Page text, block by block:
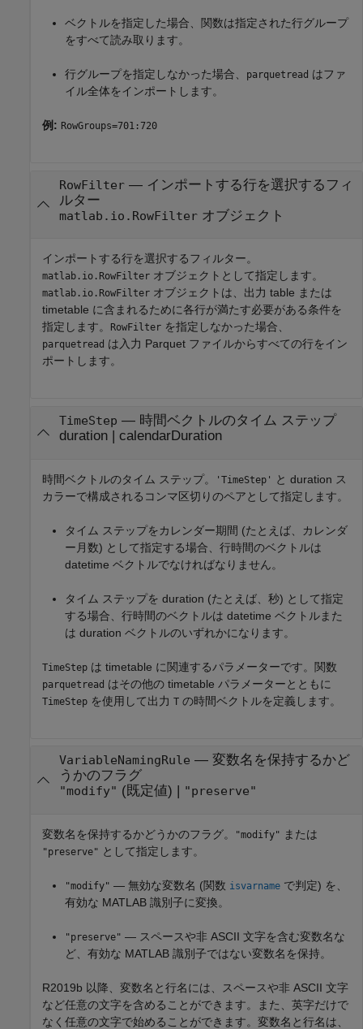
ベクトルを指定した場合、関数は指定された行グループ
をすべて読み取ります。
行グループを指定しなかった場合、 parquetread はファ
イル全体をインポートします。
例: RowGroups=701:720
RowFilter— インポートする行を選択するフィ
ルター
matlab.io.RowFilterオブジェクト
インポートする行を選択するフィルター。
matlab.io.RowFilter オブジェクトとして指定します。
matlab.io.RowFilter オブジェクトは、出力 table または
timetable に含まれるために各行が満たす必要がある条件を
指定します。
RowFilter を指定しなかった場合、
parquetread は入力 Parquet ファイルからすべての行をイン
ポートします。
TimeStep — 時間ベクトルのタイム ステップ
duration| calendarDuration
時間ベクトルのタイム ステップ。 'TimeStep'
と duration ス
カラーで構成されるコンマ区切りのペアとして指定します。
タイム ステップをカレンダー期間 (たとえば、カレンダ
ー月数) として指定する場合、行時間のベクトルは
datetime ベクトルでなければなりません。
タイム ステップを duration (たとえば、秒) として指定
する場合、行時間のベクトルは datetime ベクトルまた
は duration ベクトルのいずれかになります。
TimeStep は timetable に関連するパラメーターです。関数
parquetread はその他の timetable パラメーターとともに
TimeStep を使用して出力 T の時間ベクトルを定義します。
VariableNamingRule — 変数名を保持するかど
うかのフラグ
"modify" (既定値) | "preserve"
変数名を保持するかどうかのフラグ。 "modify" または
"preserve" として指定します。
"modify" — 無効な変数名 (関数 isvarname で判定) を、
有効な MATLAB 識別子に変換。
"preserve" — スペースや非 ASCII 文字を含む変数名な
ど、有効な MATLAB 識別子ではない変数名を保持。
R2019b 以降、変数名と行名には、スペースや非 ASCII 文字
など任意の文字を含めることができます。また、英字だけで
なく任意の文字で始めることができます。変数名と行名は、